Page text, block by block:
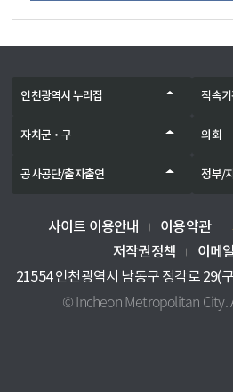
인천광역시 누리집 직속
자치군‧구 의회
공사공단/출자출연 정부/
사이트 이용안내 이용약관
저작권정책
이메
21554 인천광역시 남동구 정각로 29(
© Incheon Metropolitan City.